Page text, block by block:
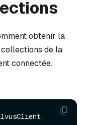
obtenir la
de la
connectée.